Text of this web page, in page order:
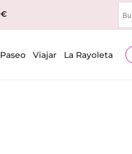
Paseo Viajar La Rayoleta